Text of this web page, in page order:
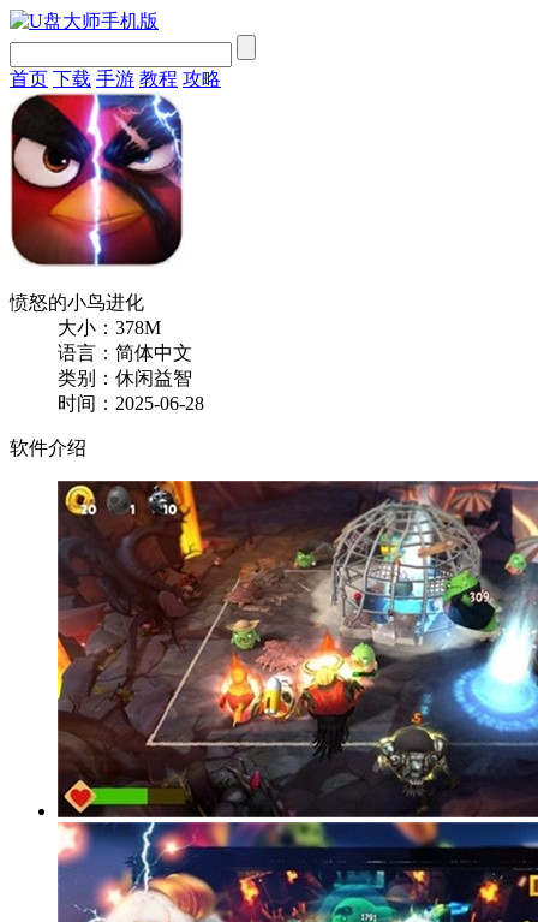
首页 下载 手游 教程 攻略
愤怒的小鸟进化
大小：378M
语言：简体中文
类别：休闲益智
时间：2025-06-28
软件介绍